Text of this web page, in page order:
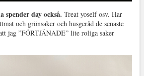
day också. Treat yoself osv. Har
och grönsaker och husgeråd de senaste
jag ”FÖRTJÄNADE” lite roliga saker